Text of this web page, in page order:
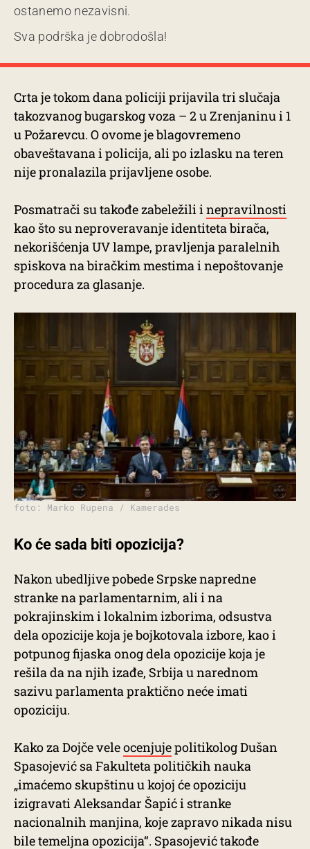
ostanemo nezavisni.
Sva podrška je dobrodošla!
Crta je tokom dana policiji prijavila tri slučaja
takozvanog bugarskog voza – 2 u Zrenjaninu i 1
u Požarevcu. O ovome je blagovremeno
obaveštavana i policija, ali po izlasku na teren
nije pronalazila prijavljene osobe.
Posmatrači su takođe zabeležili inepravilnosti
kao što su neproveravanje identiteta birača,
nekorišćenja UV lampe, pravljenja paralelnih
spiskova na biračkim mestima i nepoštovanje
procedura za glasanje.
foto: Marko Rupena / Kamerades
Ko će sada biti opozicija?
Nakon ubedljive pobede Srpske napredne
stranke na parlamentarnim, ali i na
pokrajinskim i lokalnim izborima, odsustva
dela opozicije koja je bojkotovala izbore, kao i
potpunog fijaska onog dela opozicije koja je
rešila da na njih izađe, Srbija u narednom
sazivu parlamenta praktično neće imati
opoziciju.
Kako za Dojče veleocenjujepolitikolog Dušan
Spasojević sa Fakulteta političkih nauka
„imaćemo skupštinu u kojoj će opoziciju
izigravati Aleksandar Šapić i stranke
nacionalnih manjina, koje zapravo nikada nisu
bile temeljna opozicija“. Spasojević takođe